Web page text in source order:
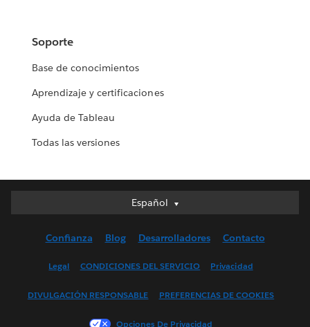
Soporte
Base de conocimientos
Aprendizaje y certificaciones
Ayuda de Tableau
Todas las versiones
Español
Español
English (UK)
Français (France)
Confianza Blog Desarrolladores Contacto
Legal CONDICIONES DEL SERVICIO Privacidad
DIVULGACIÓN RESPONSABLE PREFERENCIAS DE COOKIES
Opciones De Privacidad